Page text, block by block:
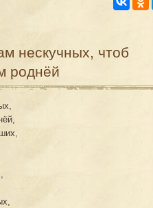
нескучных, чтоб
роднёй